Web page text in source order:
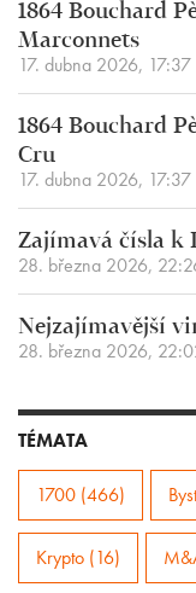
1864 Bouchard
Marconnets
17. dubna 2026, 17:37
1864 Bouchard
Cru
17. dubna 2026, 17:37
Zajímavá čísla k
28. března 2026,
Nejzajímavější
28. března 2026,
TÉMATA
1700 (466)
Krypto (16)